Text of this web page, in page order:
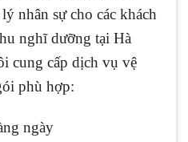
nhân sự cho các khách
nghĩ dưỡng tại Hà
cung cấp dịch vụ vệ
phù hợp:
ngày